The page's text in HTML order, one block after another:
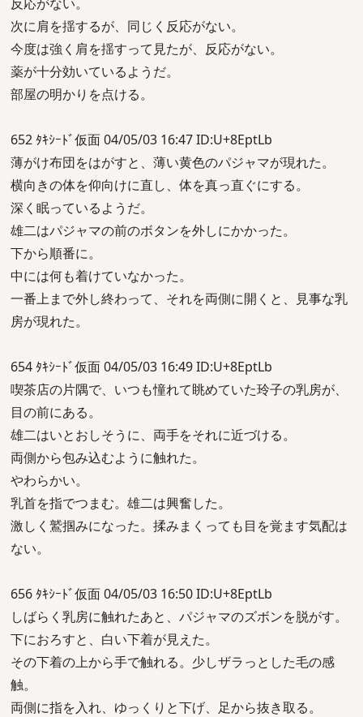
次に肩を揺するが、同じく反応がない。
今度は強く肩を揺すって見たが、反応がない。
薬が十分効いているようだ。
部屋の明かりを点ける。
652 ﾀｷｼｰﾄﾞ仮面 04/05/03 16:47 ID:U+8EptLb
薄がけ布団をはがすと、薄い黄色のパジャマが現れた。
横向きの体を仰向けに直し、体を真っ直ぐにする。
深く眠っているようだ。
雄二はパジャマの前のボタンを外しにかかった。
下から順番に。
中には何も着けていなかった。
一番上まで外し終わって、それを両側に開くと、見事な乳
房が現れた。
654 ﾀｷｼｰﾄﾞ仮面 04/05/03 16:49 ID:U+8EptLb
喫茶店の片隅で、いつも憧れて眺めていた玲子の乳房が、
目の前にある。
雄二はいとおしそうに、両手をそれに近づける。
両側から包み込むように触れた。
やわらかい。
乳首を指でつまむ。雄二は興奮した。
激しく鷲掴みになった。揉みまくっても目を覚ます気配は
ない。
656 ﾀｷｼｰﾄﾞ仮面 04/05/03 16:50 ID:U+8EptLb
しばらく乳房に触れたあと、パジャマのズボンを脱がす。
下におろすと、白い下着が見えた。
その下着の上から手で触れる。少しザラっとした毛の感
触。
両側に指を入れ、ゆっくりと下げ、足から抜き取る。